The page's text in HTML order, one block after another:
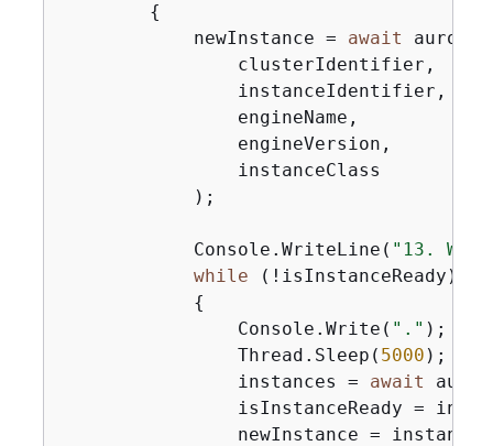
{
            newInstance =
await
                clusterIdentifier,
                instanceIdentifier,
                engineName,
                engineVersion,
                instanceClass
            );
            Console.WriteLine(
"13.
while (!isInstanceReady)
{
                Console.Write(
"." );
                Thread.Sleep(
5000 );
                instances =
await
isInstanceReady =
newInstance =